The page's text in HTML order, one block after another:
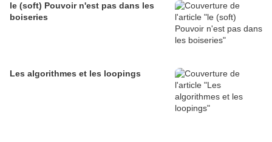
le (soft) Pouvoir n'est pas dans les
boiseries
Les algorithmes et les loopings